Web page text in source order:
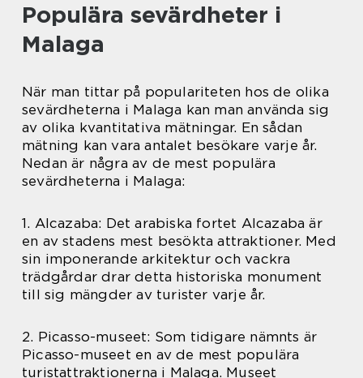
Populära sevärdheter i
Malaga
När man tittar på populariteten hos de olika
sevärdheterna i Malaga kan man använda sig
av olika kvantitativa mätningar. En sådan
mätning kan vara antalet besökare varje år.
Nedan är några av de mest populära
sevärdheterna i Malaga:
1. Alcazaba: Det arabiska fortet Alcazaba är
en av stadens mest besökta attraktioner. Med
sin imponerande arkitektur och vackra
trädgårdar drar detta historiska monument
till sig mängder av turister varje år.
2. Picasso-museet: Som tidigare nämnts är
Picasso-museet en av de mest populära
turistattraktionerna i Malaga. Museet